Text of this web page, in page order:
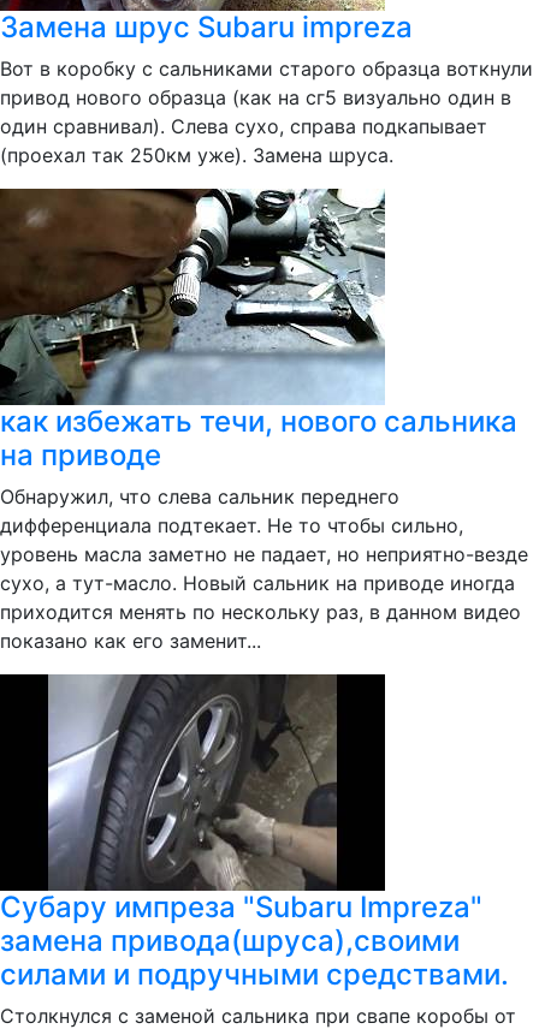
Замена шрус Subaru impreza
Вот в коробку с сальниками старого образца воткнули
привод нового образца (как на сг5 визуально один в
один сравнивал). Слева сухо, справа подкапывает
(проехал так 250км уже). Замена шруса.
как избежать течи, нового сальника
на приводе
Обнаружил, что слева сальник переднего
дифференциала подтекает. Не то чтобы сильно,
уровень масла заметно не падает, но неприятно-везде
сухо, а тут-масло. Новый сальник на приводе иногда
приходится менять по нескольку раз, в данном видео
показано как его заменит...
Субару импреза "Subaru Impreza"
замена привода(шруса),своими
силами и подручными средствами.
Столкнулся с заменой сальника при свапе коробы от